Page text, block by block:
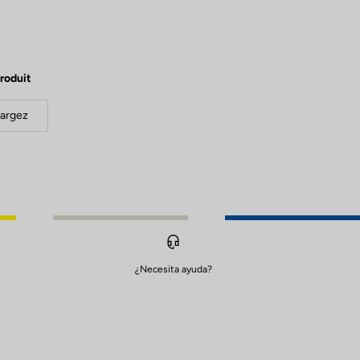
¿Necesita ayuda?